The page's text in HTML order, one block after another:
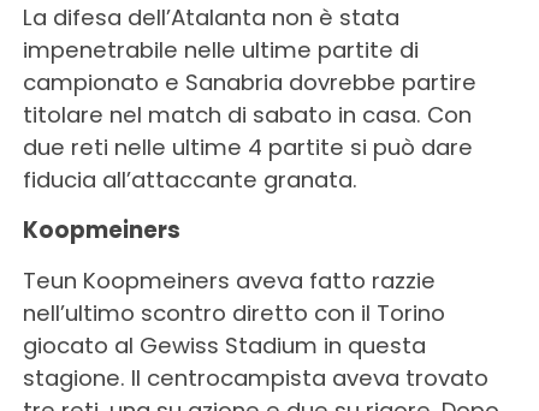
La difesa dell’Atalanta non è stata
impenetrabile nelle ultime partite di
campionato e Sanabria dovrebbe partire
titolare nel match di sabato in casa. Con
due reti nelle ultime 4 partite si può dare
fiducia all’attaccante granata.
Koopmeiners
Teun Koopmeiners aveva fatto razzie
nell’ultimo scontro diretto con il Torino
giocato al Gewiss Stadium in questa
stagione. Il centrocampista aveva trovato